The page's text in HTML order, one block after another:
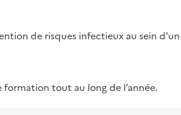
de risques infectieux au sein
formation tout au long de l’année.